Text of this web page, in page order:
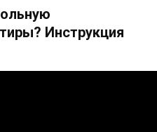
Инструкция